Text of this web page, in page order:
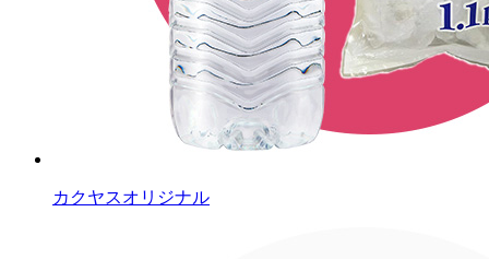
カクヤスオリジナル